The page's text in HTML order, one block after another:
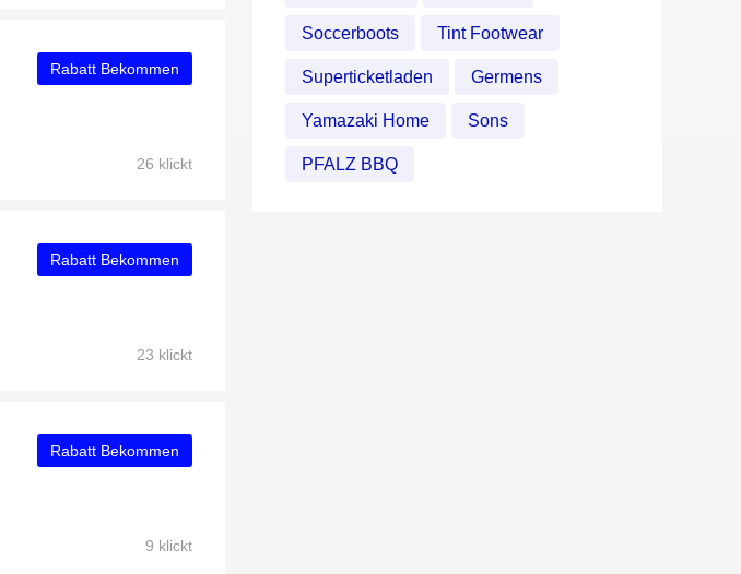
Rabatt Bekommen
26 klickt
Rabatt Bekommen
23 klickt
Rabatt Bekommen
9 klickt
Soccerboots Tint Footwear
Superticketladen Germens
Yamazaki Home Sons
PFALZ BBQ